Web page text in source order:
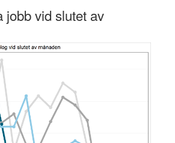
jobb vid slutet av